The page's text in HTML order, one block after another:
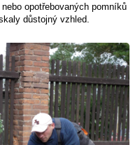
opotřebovaných pomníků
důstojný vzhled.